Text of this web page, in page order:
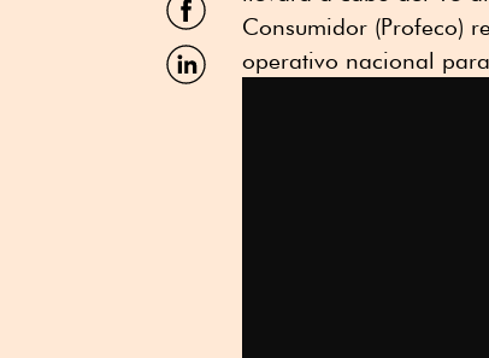
por
Facebook
Compartir
por
Consumidor (Profeco)
operativo nacional